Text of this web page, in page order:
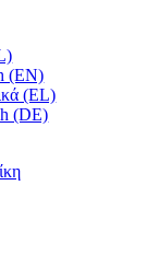
(EN)
(EL)
(DE)